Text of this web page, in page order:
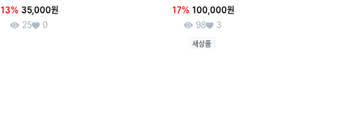
13% 35,000원
25
0
17% 100,000원
98
3
새상품